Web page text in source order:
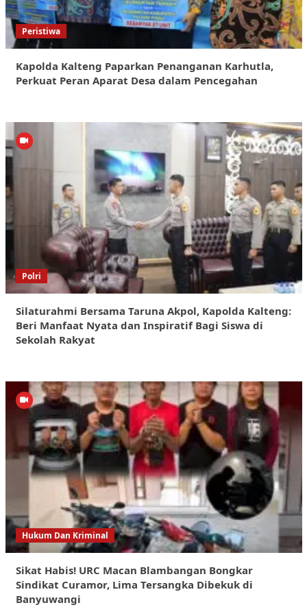
Peristiwa
Kapolda Kalteng Paparkan Penanganan Karhutla,
Perkuat Peran Aparat Desa dalam Pencegahan
Polri
Silaturahmi Bersama Taruna Akpol, Kapolda Kalteng:
Beri Manfaat Nyata dan Inspiratif Bagi Siswa di
Sekolah Rakyat
Hukum Dan Kriminal
Sikat Habis! URC Macan Blambangan Bongkar
Sindikat Curamor, Lima Tersangka Dibekuk di
Banyuwangi